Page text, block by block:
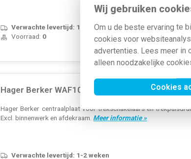
Wij gebruiken
Om u de beste ervaring te
cookies voor
advertenties. Lees meer in
alleen noodzakelijke
Cookies
Verwachte levertijd: 1-2 weken
Voorraad: 0
Hager Berker WAF1048AT centraalplaat
Hager Berker centraalplaat voor trekschakelaars en
Excl. binnenwerk en afdekraam. Meer informatie »
Verwachte levertijd: 1-2 weken